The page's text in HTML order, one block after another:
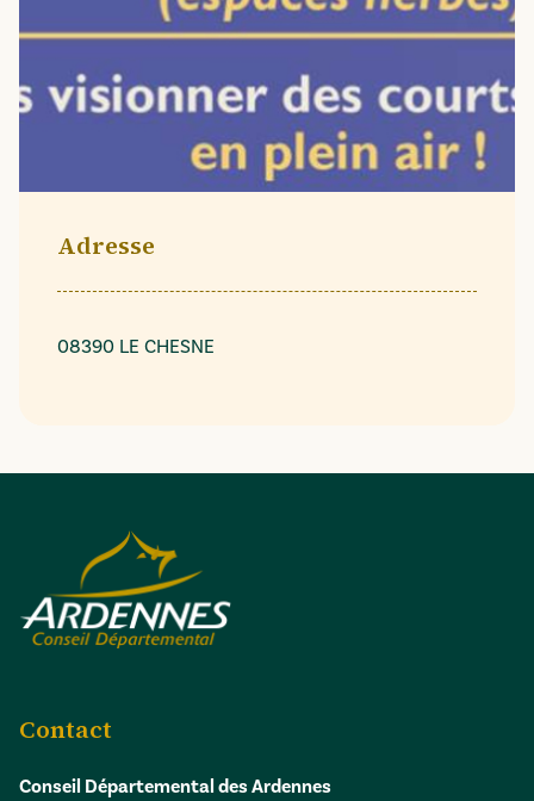
Adresse
08390 LE CHESNE
Contact
Conseil Départemental des Ardennes